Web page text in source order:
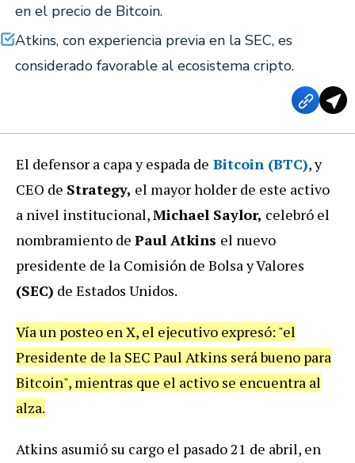
en el precio de Bitcoin.
Atkins, con experiencia previa en la SEC, es
considerado favorable al ecosistema cripto.
El defensor a capa y espada de Bitcoin (BTC), y
CEO de Strategy, el mayor holder de este activo
a nivel institucional,Michael Saylor, celebró el
nombramiento de Paul Atkins el nuevo
presidente de la Comisión de Bolsa y Valores
(SEC) de Estados Unidos.
Vía un posteo en X, el ejecutivo expresó: "el
Presidente de la SEC Paul Atkins será bueno para
Bitcoin", mientras que el activo se encuentra al
alza.
Atkins asumió su cargo el pasado 21 de abril, en